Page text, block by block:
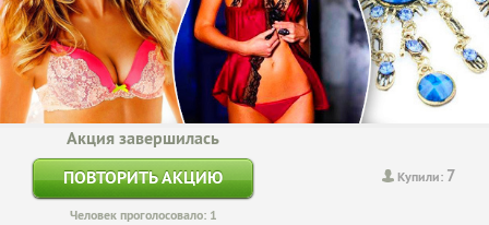
Купили: 7
Акция завершилась
ПОВТОРИТЬ АКЦИЮ
Человек проголосовало: 1